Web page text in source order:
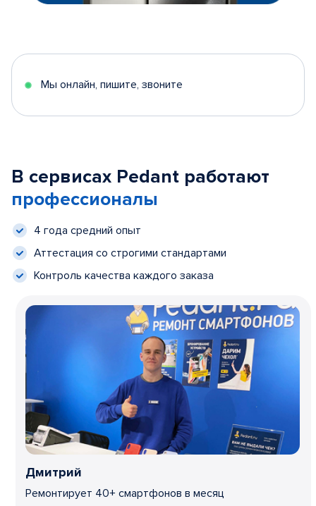
Мы онлайн, пишите, звоните
В сервисах Pedant работают
профессионалы
4 года средний опыт
Аттестация со строгими стандартами
Контроль качества каждого заказа
Дмитрий
Ремонтирует 40+ смартфонов в месяц